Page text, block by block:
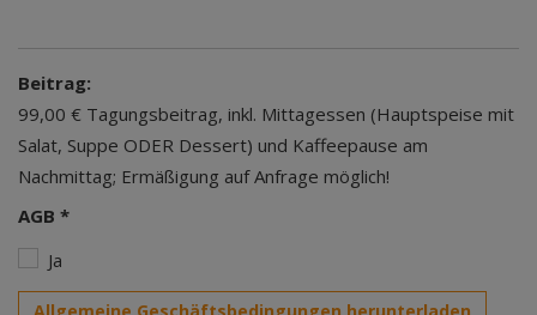
Beitrag:
99,00 € Tagungsbeitrag, inkl. Mittagessen (Hauptspeise mit
Salat, Suppe ODER Dessert) und Kaffeepause am
Nachmittag; Ermäßigung auf Anfrage möglich!
AGB *
Ja